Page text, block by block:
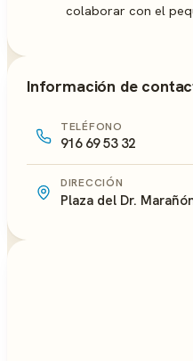
colaborar con el
Información de
TELÉFONO
916 69 53 32
DIRECCIÓN
Plaza del Dr.